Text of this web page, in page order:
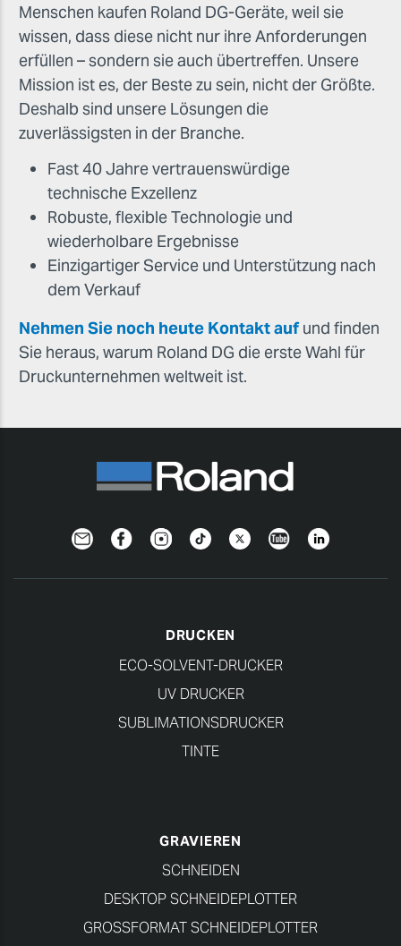
Menschen kaufen Roland DG-Geräte, weil sie
wissen, dass diese nicht nur ihre Anforderungen
erfüllen – sondern sie auch übertreffen. Unsere
Mission ist es, der Beste zu sein, nicht der Größte.
Deshalb sind unsere Lösungen die
zuverlässigsten in der Branche.
Fast 40 Jahre vertrauenswürdige
technische Exzellenz
Robuste, flexible Technologie und
wiederholbare Ergebnisse
Einzigartiger Service und Unterstützung nach
dem Verkauf
Nehmen Sie noch heute Kontakt auf und finden
Sie heraus, warum Roland DG die erste Wahl für
Druckunternehmen weltweit ist.
NewsletterFacebookInstagramTikTokTwitterYouTubeLinkedin
DRUCKEN
ECO-SOLVENT-DRUCKER
UV DRUCKER
SUBLIMATIONSDRUCKER
TINTE
GRAVIEREN
SCHNEIDEN
DESKTOP SCHNEIDEPLOTTER
GROSSFORMAT SCHNEIDEPLOTTER